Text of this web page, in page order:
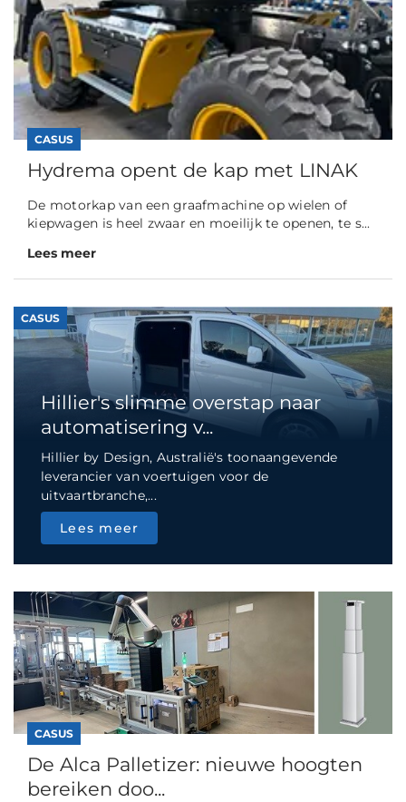
CASUS
Hydrema opent de kap met LINAK
De motorkap van een graafmachine op wielen of
kiepwagen is heel zwaar en moeilijk te openen, te s...
Lees meer
CASUS
Hillier's slimme overstap naar
automatisering v...
Hillier by Design, Australië's toonaangevende
leverancier van voertuigen voor de
uitvaartbranche,...
Lees meer
CASUS
De Alca Palletizer: nieuwe hoogten
bereiken doo...